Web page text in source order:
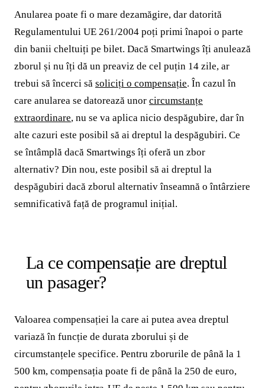
Anularea poate fi o mare dezamăgire, dar datorită
Regulamentului UE 261/2004 poți primi înapoi o parte
din banii cheltuiți pe bilet. Dacă Smartwings îți anulează
zborul și nu îți dă un preaviz de cel puțin 14 zile, ar
trebui să încerci să soliciți o compensație. În cazul în
care anularea se datorează unor circumstanțe
extraordinare, nu se va aplica nicio despăgubire, dar în
alte cazuri este posibil să ai dreptul la despăgubiri. Ce
se întâmplă dacă Smartwings îți oferă un zbor
alternativ? Din nou, este posibil să ai dreptul la
despăgubiri dacă zborul alternativ înseamnă o întârziere
semnificativă față de programul inițial.
La ce compensație are dreptul
un pasager?
Valoarea compensației la care ai putea avea dreptul
variază în funcție de durata zborului și de
circumstanțele specifice. Pentru zborurile de până la 1
500 km, compensația poate fi de până la 250 de euro,